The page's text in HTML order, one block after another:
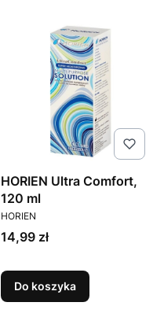
HORIEN Ultra Comfort,
120 ml
PRODUCENT
HORIEN
Cena
14,99 zł
Do koszyka